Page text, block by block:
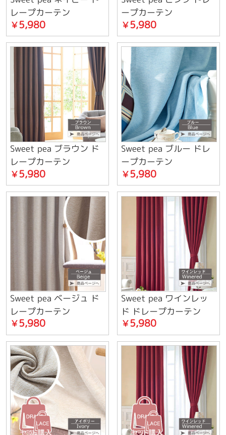
レープカーテン
￥5,980
ープカーテン
￥5,980
Sweet pea ブラウン ド
レープカーテン
￥5,980
Sweet pea ブルー ドレ
ープカーテン
￥5,980
Sweet pea ベージュ ド
レープカーテン
￥5,980
Sweet pea ワインレッ
ド ドレープカーテン
￥5,980